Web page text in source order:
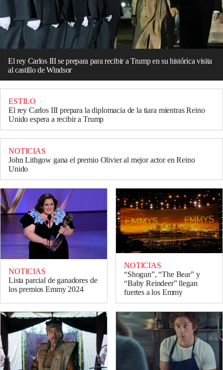
El rey Carlos III se prepara para recibir a Trump en su histórica visita
al castillo de Windsor
ESTILO
El rey Carlos III prepara la diplomacia de la tiara mientras Reino
Unido espera a recibir a Trump
NOTICIAS
John Lithgow gana el premio Olivier al mejor actor en Reino
Unido
NOTICIAS
Lista parcial de ganadores de
los premios Emmy 2024
NOTICIAS
“Shogun”, “The Bear” y
“Baby Reindeer” llegan
fuertes a los Emmy